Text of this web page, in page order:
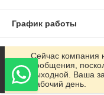
График работы
Полная версия сайта
Сайт создан на
Сейчас компания
сообщения,
выходной. Ваша
рабочий день.